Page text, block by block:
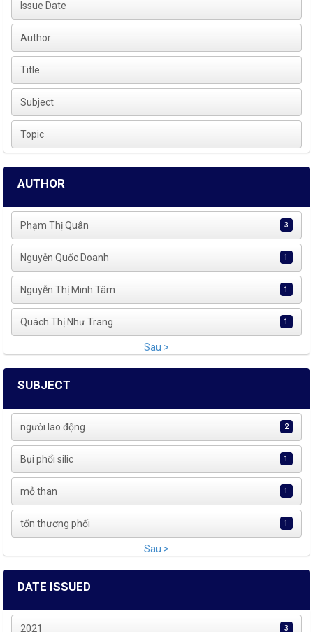
Issue Date
Author
Title
Subject
Topic
AUTHOR
Phạm Thị Quân 3
Nguyễn Quốc Doanh 1
Nguyễn Thị Minh Tâm 1
Quách Thị Như Trang 1
Sau >
SUBJECT
người lao động 2
Bụi phổi silic 1
mỏ than 1
tổn thương phổi 1
Sau >
DATE ISSUED
2021 3